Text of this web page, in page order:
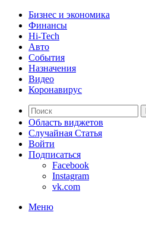
Бизнес и экономика
Финансы
Hi-Tech
Авто
События
Назначения
Видео
Коронавирус
Область виджетов
Случайная Статья
Войти
Подписаться
Facebook
Instagram
vk.com
Меню